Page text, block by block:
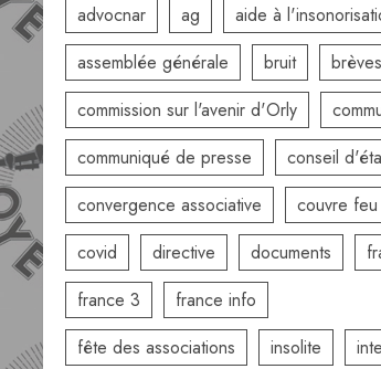
advocnar ag
aide à
assemblée générale
bruit
brèves
commission sur l'avenir d'Orly
communiqué de presse
conseil
convergence associative
couvre feu
covid
directive documents
france 3
france info
fête des associations
insolite